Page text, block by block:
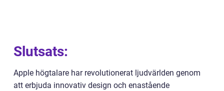
Slutsats:
Apple högtalare har revolutionerat ljudvärlden genom
att erbjuda innovativ design och enastående